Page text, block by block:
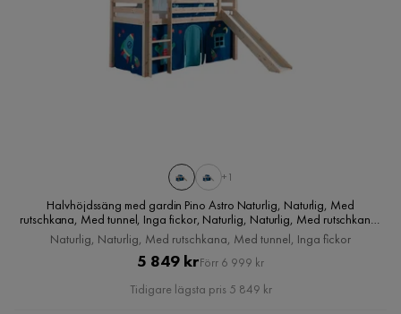
+1
Halvhöjdssäng med gardin Pino Astro Naturlig, Naturlig, Med
rutschkana, Med tunnel, Inga fickor, Naturlig, Naturlig, Med rutschkana,
Med tunnel, Inga fickor
Naturlig, Naturlig, Med rutschkana, Med tunnel, Inga fickor
Pris
5 849 krOriginal
Pris
Förr 6 999 kr
Tidigare lägsta pris 5 849 kr